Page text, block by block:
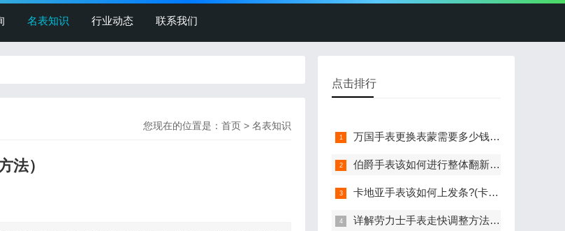
名表知识 行业动态 联系我们
您现在的位置是： 首页 > 名表知识
法）
点击排行天梭手表没电了该怎么
万国手表更换表蒙需要多少钱(详细解析万国手表更换表蒙的费用)
伯爵手表该如何进行整体翻新?(伯爵手表的整体翻新艺术与流程)
卡地亚手表该如何上发条?(卡地亚手表上发条的与技巧分享)
详解劳力士手表走快调整方法：轻松校准时间